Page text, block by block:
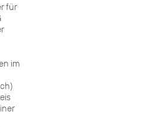
für
im